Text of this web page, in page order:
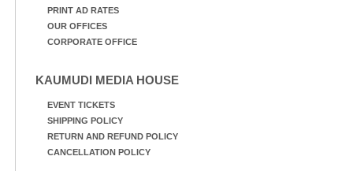
PRINT AD RATES
OUR OFFICES
CORPORATE OFFICE
KAUMUDI MEDIA HOUSE
EVENT TICKETS
SHIPPING POLICY
RETURN AND REFUND POLICY
CANCELLATION POLICY